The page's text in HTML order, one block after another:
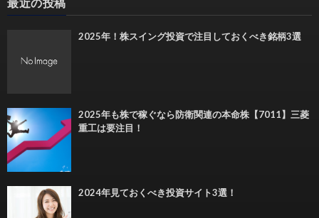
2025年！株スイング投資で注目しておくべき銘柄3選
2025年も株で稼ぐなら防衛関連の本命株【7011】三菱
重工は要注目！
2024年見ておくべき投資サイト3選！